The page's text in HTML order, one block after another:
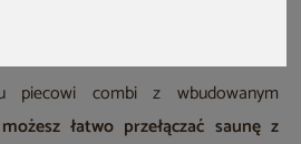
piecowi combi z wbudowanym
możesz łatwo przełączać saunę z